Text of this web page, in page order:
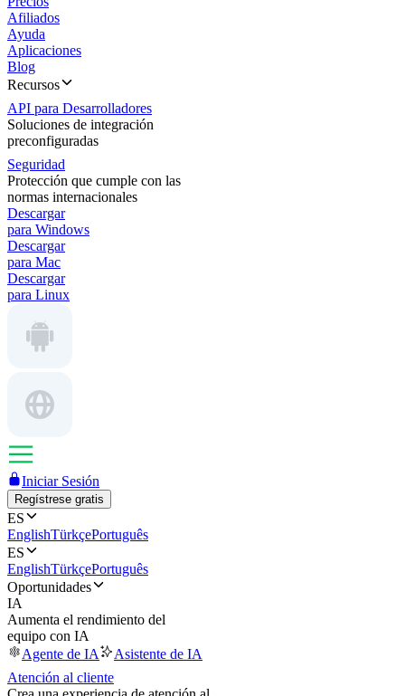
Afiliados
Ayuda
Aplicaciones
Blog
Recursos
API para Desarrolladores
Soluciones de integración
preconfiguradas
Seguridad
Protección que cumple con las
normas internacionales
Descargar
para Windows
Descargar
para Mac
Descargar
para Linux
Iniciar Sesión
Regístrese gratis
ES
EnglishTürkçePortuguês
ES
EnglishTürkçePortuguês
Oportunidades
IA
Aumenta el rendimiento del
equipo con IA
Agente de IA
Asistente de IA
Atención al cliente